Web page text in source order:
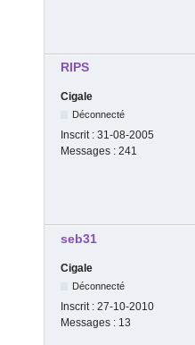
RIPS
Cigale
Déconnecté
Inscrit : 31-08-2005
Messages : 241
seb31
Cigale
Déconnecté
Inscrit : 27-10-2010
Messages : 13